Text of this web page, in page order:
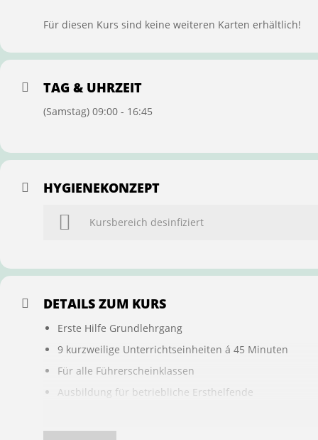
Für diesen Kurs sind keine weiteren Karten erhältlich!
TAG & UHRZEIT
(Samstag) 09:00 - 16:45
HYGIENEKONZEPT
Kursbereich desinfiziert
DETAILS ZUM KURS
Erste Hilfe Grundlehrgang
9 kurzweilige Unterrichtseinheiten á 45 Minuten
Für alle Führerscheinklassen
Ausbildung für betriebliche Ersthelfende